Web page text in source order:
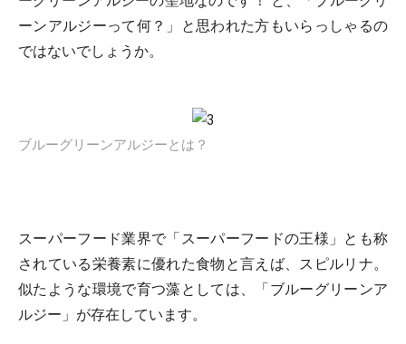
ーンアルジーって何？」と思われた方もいらっしゃるの
ではないでしょうか。
ブルーグリーンアルジーとは？
スーパーフード業界で「スーパーフードの王様」とも称
されている栄養素に優れた食物と言えば、スピルリナ。
似たような環境で育つ藻としては、「ブルーグリーンア
ルジー」が存在しています。